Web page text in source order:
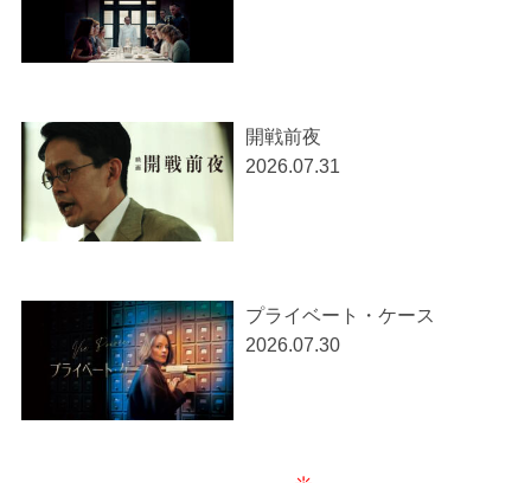
開戦前夜
2026.07.31
プライベート・ケース
2026.07.30